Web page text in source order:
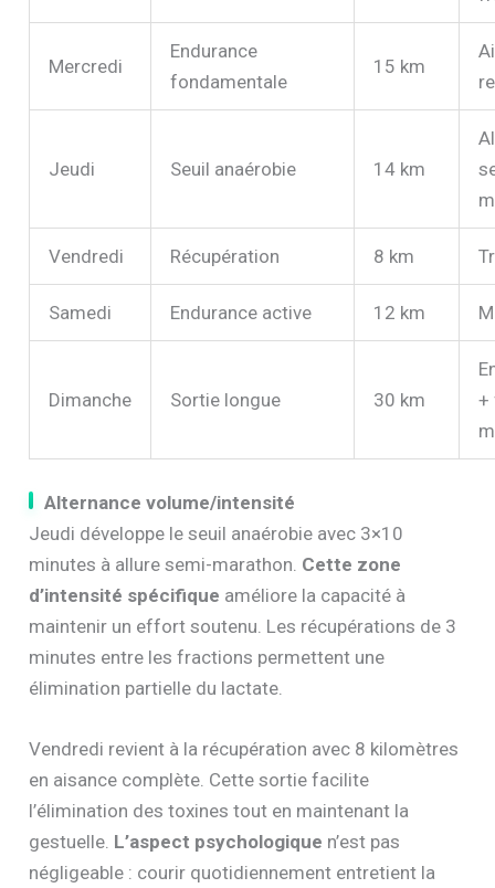
Mercredi
Endurance
fondamentale
15 km
Jeudi Seuil anaérobie 14 km
Vendredi Récupération 8 km
Samedi Endurance active 12 km
Dimanche Sortie longue 30 km
+
Alternance volume/intensité
Jeudi développe le seuil anaérobie avec 3×10
minutes à allure semi-marathon. Cette zone
d’intensité spécifique améliore la capacité à
maintenir un effort soutenu. Les récupérations de 3
minutes entre les fractions permettent une
élimination partielle du lactate.
Vendredi revient à la récupération avec 8 kilomètres
en aisance complète. Cette sortie facilite
l’élimination des toxines tout en maintenant la
gestuelle. L’aspect psychologique n’est pas
négligeable : courir quotidiennement entretient la